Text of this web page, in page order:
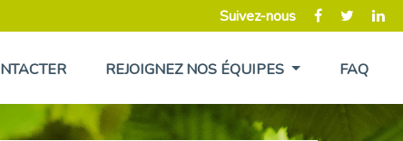
Suivez-nous
REJOIGNEZ NOS ÉQUIPES FAQ